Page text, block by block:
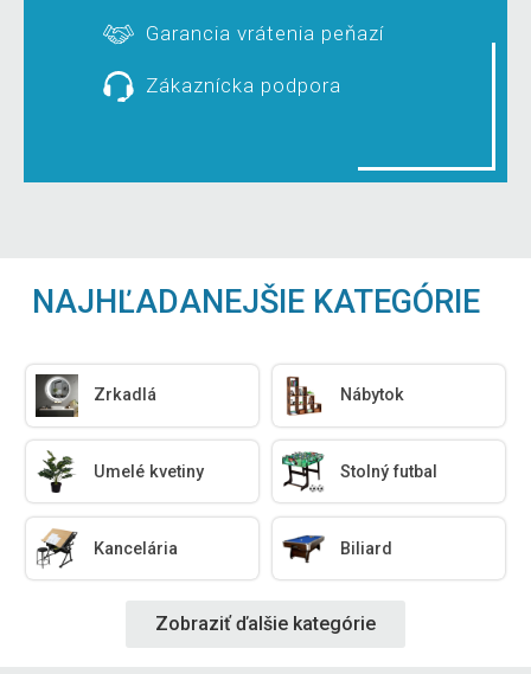
Garancia vrátenia peňazí
Zákaznícka podpora
NAJHĽADANEJŠIE KATEGÓRIE
Zrkadlá Nábytok
Umelé kvetiny Stolný futbal
Kancelária Biliard
Zobraziť ďalšie kategórie